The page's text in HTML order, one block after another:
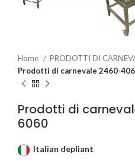
Home
PRODOTTI DI
Prodotti di carnevale 2460-
Prodotti di
6060
Italian depliant